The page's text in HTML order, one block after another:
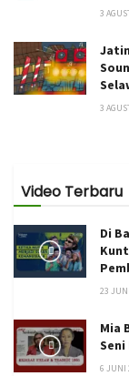
3
3
Video Terbaru
Di
23
Mia
Seni
6 JUNI